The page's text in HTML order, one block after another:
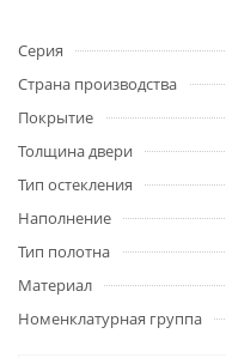
Серия
Страна производства
Покрытие
Толщина двери
Тип остекления
Наполнение
Тип полотна
Материал
Номенклатурная группа